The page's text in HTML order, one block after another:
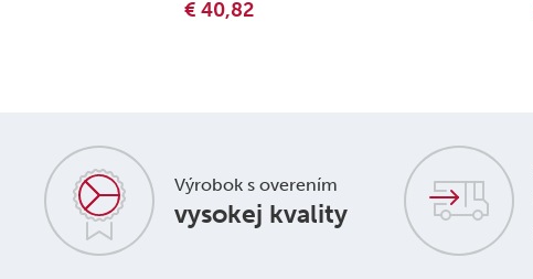
€ 40,82
Výrobok s overením
vysokej kvality